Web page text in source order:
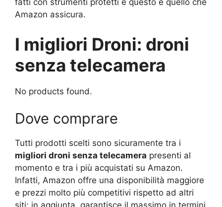
fatti con strumenti protetti e questo è quello che
Amazon assicura.
I migliori Droni: droni
senza telecamera
No products found.
Dove comprare
Tutti prodotti scelti sono sicuramente tra i
migliori droni senza telecamera presenti al
momento e tra i più acquistati su Amazon.
Infatti, Amazon offre una disponibilità maggiore
e prezzi molto più competitivi rispetto ad altri